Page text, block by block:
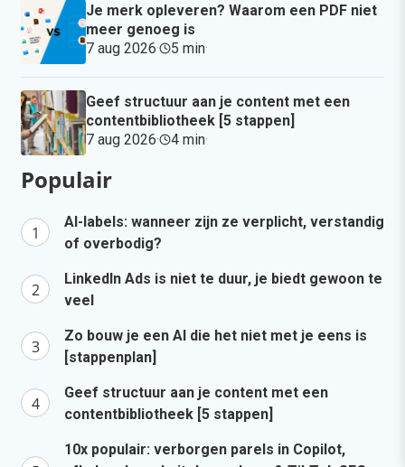
Je merk opleveren? Waarom een PDF niet
meer genoeg is
7 aug 2026· 5 min·
Geef structuur aan je content met een
contentbibliotheek [5 stappen]
7 aug 2026· 4 min·
Populair
AI-labels: wanneer zijn ze verplicht, verstandig
of overbodig?
LinkedIn Ads is niet te duur, je biedt gewoon te
veel
Zo bouw je een AI die het niet met je eens is
[stappenplan]
Geef structuur aan je content met een
contentbibliotheek [5 stappen]
10x populair: verborgen parels in Copilot,